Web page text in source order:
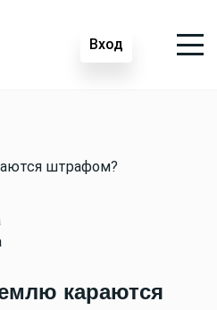
Вход
штрафом?
караются